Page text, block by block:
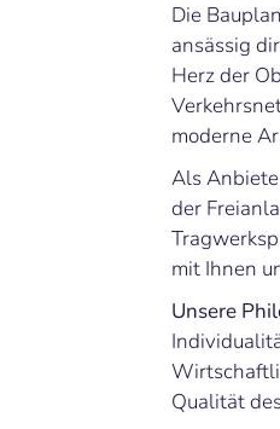
Die
ansässig
Herz der
moderne
Als
der
mit Ihnen
Unsere
Qualität